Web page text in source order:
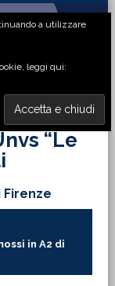
“Le
Firenze
in A2 di
a utilizzare
leggi qui: